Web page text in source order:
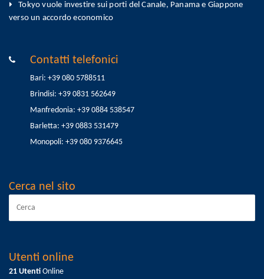
Tokyo vuole investire sui porti del Canale, Panama e Giappone
verso un accordo economico
Contatti telefonici
Bari: +39 080 5788511
Brindisi: +39 0831 562649
Manfredonia: +39 0884 538547
Barletta: +39 0883 531479
Monopoli: +39 080 9376645
Cerca nel sito
Utenti online
21 Utenti Online